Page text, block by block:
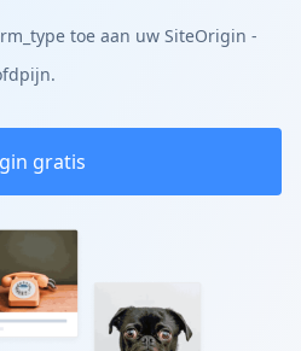
toe aan uw SiteOrigin -
gratis